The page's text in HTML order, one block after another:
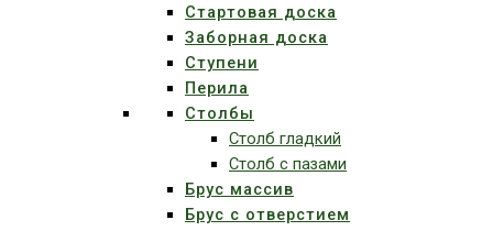
Стартовая доска
Заборная доска
Ступени
Перила
Столбы
Столб гладкий
Столб с пазами
Брус массив
Брус с отверстием